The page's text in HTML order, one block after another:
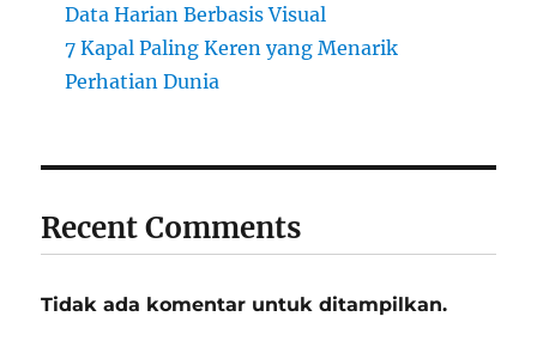
Data Harian Berbasis Visual
7 Kapal Paling Keren yang Menarik
Perhatian Dunia
Recent Comments
Tidak ada komentar untuk ditampilkan.